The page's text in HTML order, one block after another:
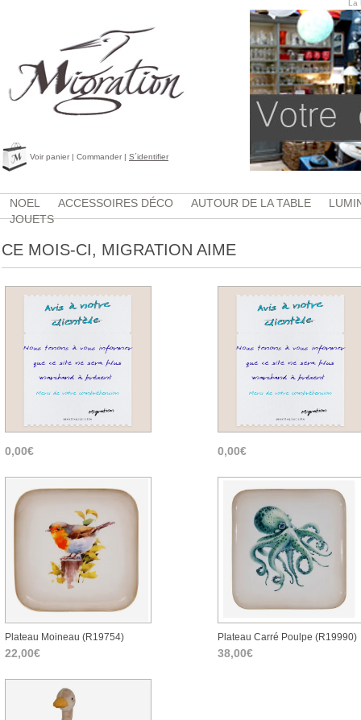
Voir panier | Commander | S´identifier
NOEL ACCESSOIRES DÉCO AUTOUR DE LA TABLE
JOUETS
CE MOIS-CI, MIGRATION AIME
0,00€ 0,00€
Plateau Moineau (r19754)
22,00€
Plateau Carré Poulpe (r19990)
38,00€